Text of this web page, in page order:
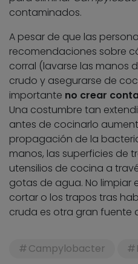
contaminados.
A pesar de que las
recomendaciones sobre
corral (lavarse las manos
crudo y asegurarse de
importante no crear
Una costumbre tan
antes de cocinarlo
propagación de la
manos, las superficies de
utensilios de cocina a
gotas de agua. No limpiar
cortar o los trapos tras
cruda es otra gran fuente
Campylobacter